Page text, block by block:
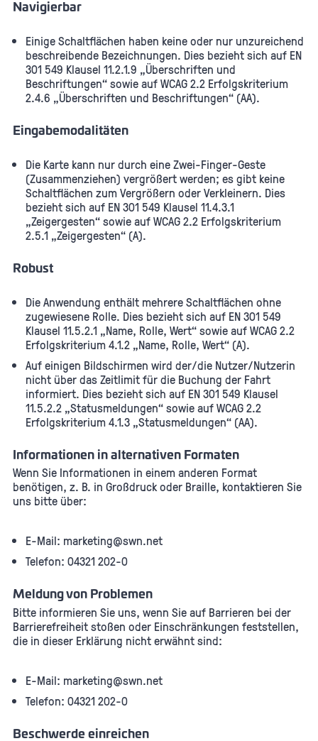
Navigierbar
Einige Schaltflächen haben keine oder nur unzureichend
beschreibende Bezeichnungen. Dies bezieht sich auf EN
301 549 Klausel 11.2.1.9 „Überschriften und
Beschriftungen“ sowie auf WCAG 2.2 Erfolgskriterium
2.4.6 „Überschriften und Beschriftungen“ (AA).
Eingabemodalitäten
Die Karte kann nur durch eine Zwei-Finger-Geste
(Zusammenziehen) vergrößert werden; es gibt keine
Schaltflächen zum Vergrößern oder Verkleinern. Dies
bezieht sich auf EN 301 549 Klausel 11.4.3.1
„Zeigergesten“ sowie auf WCAG 2.2 Erfolgskriterium
2.5.1 „Zeigergesten“ (A).
Robust
Die Anwendung enthält mehrere Schaltflächen ohne
zugewiesene Rolle. Dies bezieht sich auf EN 301 549
Klausel 11.5.2.1 „Name, Rolle, Wert“ sowie auf WCAG 2.2
Erfolgskriterium 4.1.2 „Name, Rolle, Wert“ (A).
Auf einigen Bildschirmen wird der/die Nutzer/Nutzerin
nicht über das Zeitlimit für die Buchung der Fahrt
informiert. Dies bezieht sich auf EN 301 549 Klausel
11.5.2.2 „Statusmeldungen“ sowie auf WCAG 2.2
Erfolgskriterium 4.1.3 „Statusmeldungen“ (AA).
Informationen in alternativen Formaten
Wenn Sie Informationen in einem anderen Format
benötigen, z. B. in Großdruck oder Braille, kontaktieren Sie
uns bitte über:
E-Mail: marketing@swn.net
Telefon: 04321 202-0
Meldung von Problemen
Bitte informieren Sie uns, wenn Sie auf Barrieren bei der
Barrierefreiheit stoßen oder Einschränkungen feststellen,
die in dieser Erklärung nicht erwähnt sind:
E-Mail: marketing@swn.net
Telefon: 04321 202-0
Beschwerde einreichen